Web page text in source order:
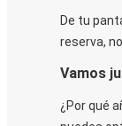
De tu
reserva,
Vamos
¿Por qué